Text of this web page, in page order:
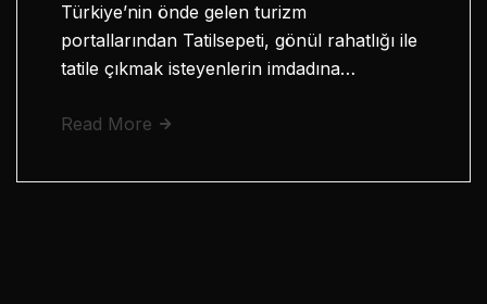
Türkiye’nin önde gelen turizm
portallarından Tatilsepeti, gönül rahatlığı ile
tatile çıkmak isteyenlerin imdadına…
Read More